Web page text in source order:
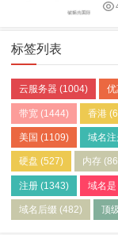
标签列表
云服务器 (1004)
带宽 (1444) 香港
美国 (1109) 域名
硬盘 (527) 内存
注册 (1343) 域名是
域名后缀 (482) 顶